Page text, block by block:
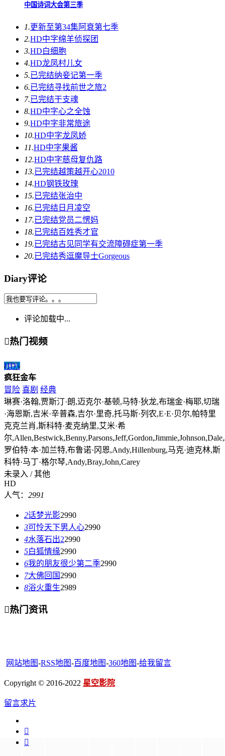
中国诗词大会第三季
1.更新至第34集阿衰第七季
2.HD中字绵羊侦探团
3.HD白细胞
4.HD龙凤村儿女
5.已完结纳妾记第一季
6.已完结寻找前世之旅2
7.已完结干支魂
8.HD中字心之全蚀
9.HD中字非常旅途
10.HD中字龙凤娇
11.HD中字果酱
12.HD中字慈母复仇路
13.已完结越策越开心2010
14.HD钢铁玫瑰
15.已完结张治中
16.已完结 日月凌空
17.已完结党员二愣妈
18.已完结百姓秀才官
19.已完结古见同学有交流障碍症第一季
20.已完结秀逗魔导士Gorgeous
Diary评论
评论加载中...
热门视频
HD1
疯狂金车
冒险 喜剧 经典
琳赛·洛翰,贾斯汀·朗,迈克尔·基顿,马特·狄龙,布瑞金·梅耶,切瑞
·海恩斯,吉米·辛普森,吉尔·里奇,托马斯·列农,E·E·贝尔,帕特里
克克兰肖,斯科特·麦克纳里,艾米·希
尔
罗伯特·本·加兰特,布鲁诺·冈恩,Andy,Hillenburg,马克·迪克林,斯
科特·马丁·格尔琴,Andy,Bray,John,Carey
未录入 / 其他
HD
人气： 2991
2话梦光影2990
3可怜天下男人心2990
4水落石出22990
5白狐情缘2990
6我的朋友很少第二季2990
7大佛回国 2990
8浴火重生2989
热门资讯
网站地图-RSS地图-百度地图-360地图-给我留言
Copyright © 2016-2022 星空影院
留言求片

